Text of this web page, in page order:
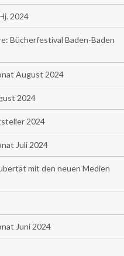
2024
Bücherfestival Baden-Baden
August 2024
2024
2024
Juli 2024
mit den neuen Medien
Juni 2024